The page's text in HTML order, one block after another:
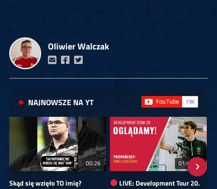
Oliwier Walczak
NAJNOWSZE NA YT
00:26
Skąd się wzięło TO imię?
01:40:24
LIVE: Development Tour 20.